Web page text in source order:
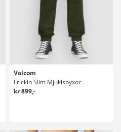
Volcom
Frickin Slim Mjukisbyxor
kr 899,-